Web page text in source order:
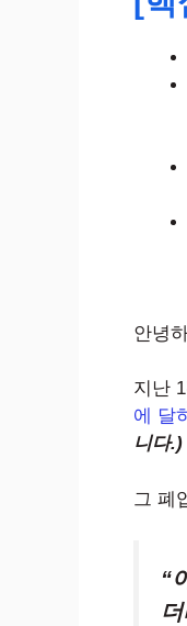
안녕
지난
에 달
니다.)
그 폐
“